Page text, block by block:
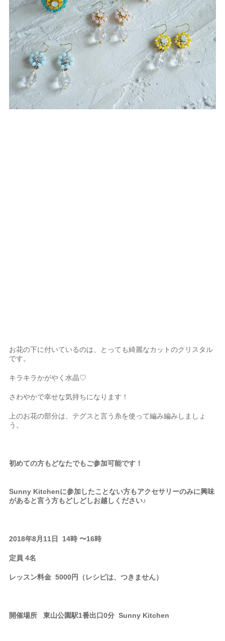
お花の下に付いているのは、とっても綺麗なカットのクリスタル
です。
キラキラかがやく水晶♡
さわやかで幸せな気持ちになります！
上のお花の部分は、テグスと言う糸を使って編み編みしましょ
う。
初めての方もどなたでもご参加可能です！
Sunny Kitchenに参加したことない方もアクセサリーのみに興味
があると言う方もどしどしお越しください♪
2018年8月11日 14時 〜16時
定員 4名
レッスン料金 5000円（レシピは、つきません）
開催場所 東山公園駅1番出口0分 Sunny Kitchen